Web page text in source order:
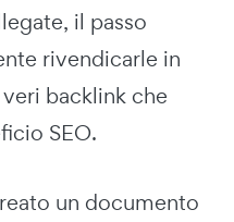
il passo
rivendicarle in
backlink che
SEO.
un documento